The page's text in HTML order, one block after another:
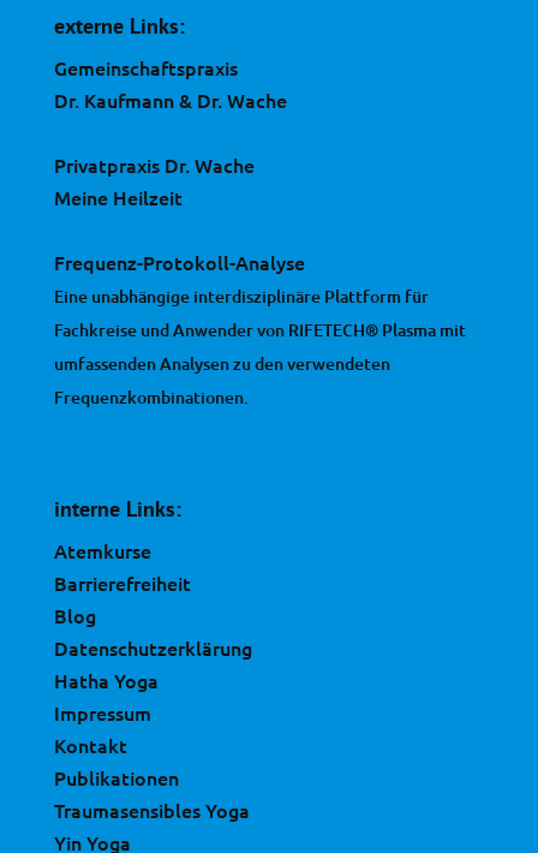
externe Links:
Gemeinschaftspraxis
Dr. Kaufmann & Dr. Wache
Privatpraxis Dr. Wache
Meine Heilzeit
Frequenz-Protokoll-Analyse
Eine unabhängige interdisziplinäre Plattform für
Fachkreise und Anwender von RIFETECH® Plasma mit
umfassenden Analysen zu den verwendeten
Frequenzkombinationen.
interne Links:
Atemkurse
Barrierefreiheit
Blog
Datenschutzerklärung
Hatha Yoga
Impressum
Kontakt
Publikationen
Traumasensibles Yoga
Yin Yoga